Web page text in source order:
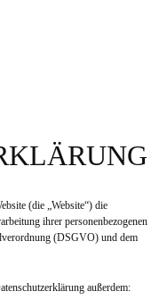
Auswahl. Geben Sie
(die „Website“) die
ihrer personenbezogenen
(DSGVO) und dem
außerdem: